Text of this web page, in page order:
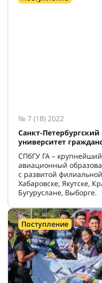
№ 7 (18) 2022
Санкт-
университет
СПбГУ ГА –
авиационный
с развитой
Хабаровске, Якутске,
Бугуруслане, Выборге.
Поступление